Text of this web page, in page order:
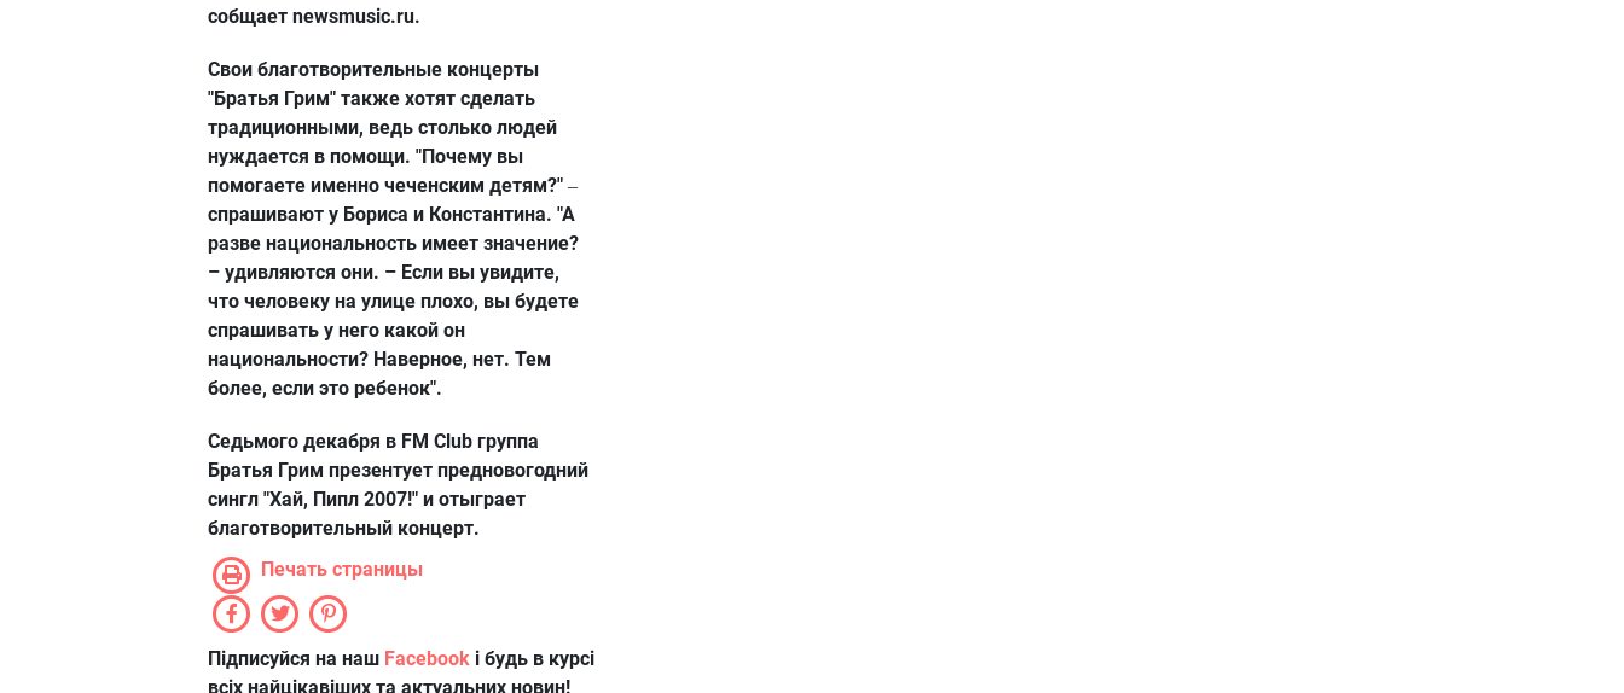
собщает newsmusic.ru.
Свои благотворительные концерты
"Братья Грим" также хотят сделать
традиционными, ведь столько людей
нуждается в помощи. "Почему вы
помогаете именно чеченским детям?" –
спрашивают у Бориса и Константина. "А
разве национальность имеет значение?
– удивляются они. – Если вы увидите,
что человеку на улице плохо, вы будете
спрашивать у него какой он
национальности? Наверное, нет. Тем
более, если это ребенок".
Седьмого декабря в FM Club группа
Братья Грим презентует предновогодний
сингл "Хай, Пипл 2007!" и отыграет
благотворительный концерт.
Печать страницы
Підписуйся на наш Facebook і будь в курсі
всіх найцікавіших та актуальних новин!